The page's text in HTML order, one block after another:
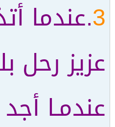
3.عندما
عزيز رحل
عندمـا